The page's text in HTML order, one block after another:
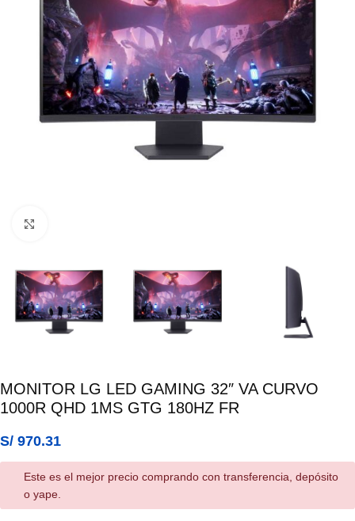
MONITOR LG LED GAMING 32″ VA CURVO
1000R QHD 1MS GTG 180HZ FR
S/ 970.31
Este es el mejor precio comprando con transferencia, depósito
o yape.